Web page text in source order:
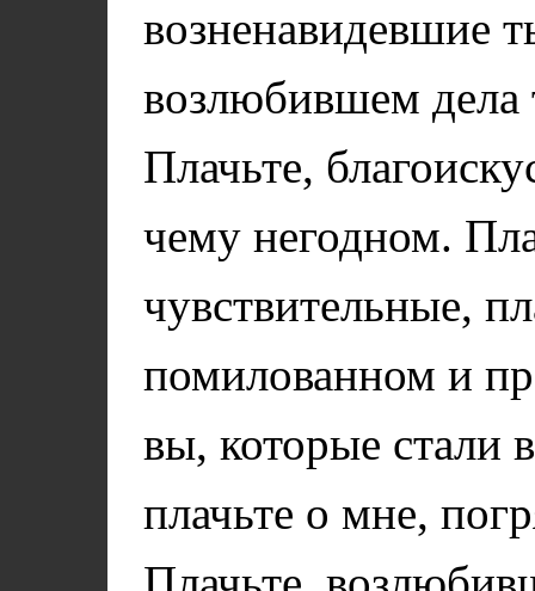
возненавидевшие
возлюбившем дела
Плачьте,
чему негодном.
чувствительные,
помилованном и
вы, которые стали
плачьте о мне,